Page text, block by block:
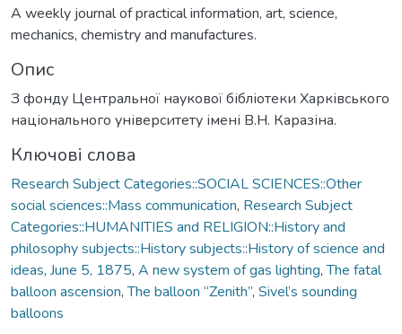
A weekly journal of practical information, art, science,
mechanics, chemistry and manufactures.
Опис
З фонду Центральної наукової бібліотеки Харківського
національного університету імені В.Н. Каразіна.
Ключові слова
Research Subject Categories::SOCIAL SCIENCES::Other
social sciences::Mass communication, Research Subject
Categories::HUMANITIES and RELIGION::History and
philosophy subjects::History subjects::History of science and
ideas, June 5, 1875, A new system of gas lighting,The fatal
balloon ascension,The balloon “Zenith”, Sivel’s sounding
balloons